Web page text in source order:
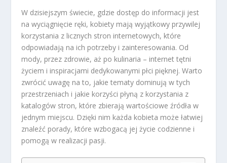
W dzisiejszym świecie, gdzie dostęp do informacji jest
na wyciągnięcie ręki, kobiety mają wyjątkowy przywilej
korzystania z licznych stron internetowych, które
odpowiadają na ich potrzeby i zainteresowania. Od
mody, przez zdrowie, aż po kulinaria – internet tętni
życiem i inspiracjami dedykowanymi płci pięknej. Warto
zwrócić uwagę na to, jakie tematy dominują w tych
przestrzeniach i jakie korzyści płyną z korzystania z
katalogów stron, które zbierają wartościowe źródła w
jednym miejscu. Dzięki nim każda kobieta może łatwiej
znaleźć porady, które wzbogacą jej życie codzienne i
pomogą w realizacji pasji.